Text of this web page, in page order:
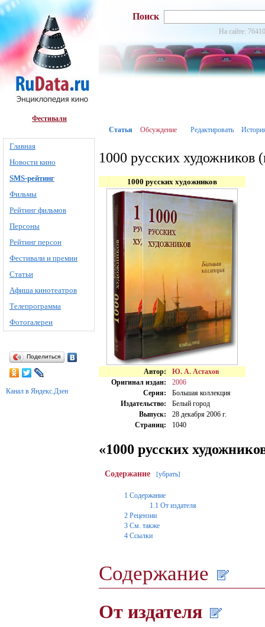
Фестивали
Главная
Новости кино
SMS-рейтинг
Фильмы
Рейтинг фильмов
Персоны
Рейтинг персон
Фестивали и премии
Статьи
Афиша кинотеатров
Телепрограмма
Фотогалереи
Поделиться
Канал в Яндекс.Дзен
Поиск
На сайте:
Статья Обсуждение Редактировать
1000 русских художников
1000 русских художников
Автор:
Ю. А. Астахов
Оригинал издан:
2006
Серия:
Большая коллекция
Издательство:
Белый город
Выпуск:
28 декабря 2006 г.
Страниц:
1040
«1000 русских
Содержание [убрать]
1 Содержание
1.1 От издателя
2 Рецензии
3 См. также
4 Ссылки
Содержание
От издателя